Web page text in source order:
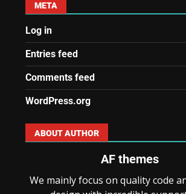
META
Log in
Entries feed
Comments feed
WordPress.org
ABOUT AUTHOR
AF themes
We mainly focus on quality code